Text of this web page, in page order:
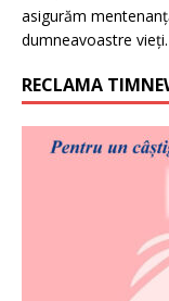
asigurăm
dumneavoastre vieți.
RECLAMA